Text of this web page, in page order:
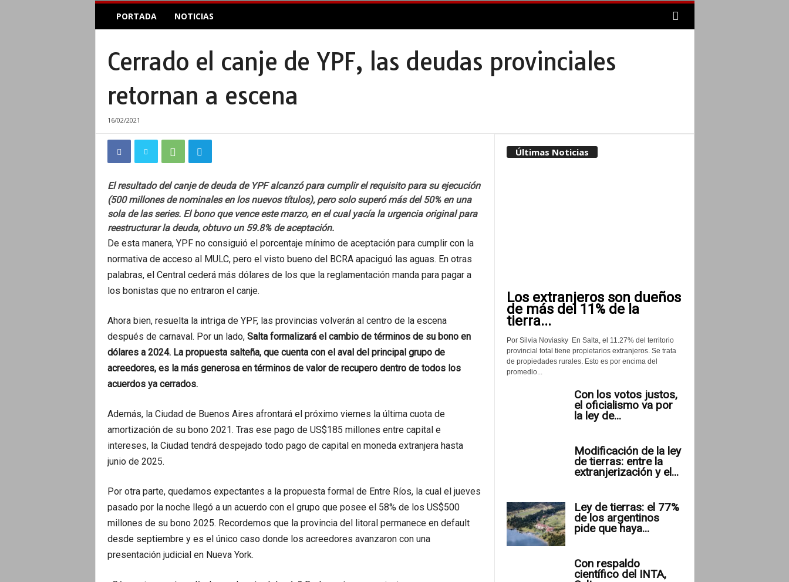
E
A
PORTADA NOTICIAS
Cerrado el canje de YPF, las deudas provinciales
retornan a escena
16/02/2021
El resultado del canje de deuda de YPF alcanzó para cumplir el requisito para su ejecución
(500 millones de nominales en los nuevos títulos), pero solo superó más del 50% en una
sola de las series. El bono que vence este marzo, en el cual yacía la urgencia original para
reestructurar la deuda, obtuvo un 59.8% de aceptación.
De esta manera, YPF no consiguió el porcentaje mínimo de aceptación para cumplir con la
normativa de acceso al MULC, pero el visto bueno del BCRA apaciguó las aguas. En otras
palabras, el Central cederá más dólares de los que la reglamentación manda para pagar a
los bonistas que no entraron el canje.
Ahora bien, resuelta la intriga de YPF, las provincias volverán al centro de la escena
después de carnaval. Por un lado,Salta formalizará el cambio de términos de su bono en
dólares a 2024. La propuesta salteña, que cuenta con el aval del principal grupo de
acreedores, es la más generosa en términos de valor de recupero dentro de todos los
acuerdos ya cerrados.
Además, la Ciudad de Buenos Aires afrontará el próximo viernes la última cuota de
amortización de su bono 2021. Tras ese pago de US$185 millones entre capital e
intereses, la Ciudad tendrá despejado todo pago de capital en moneda extranjera hasta
junio de 2025.
Por otra parte, quedamos expectantes a la propuesta formal de Entre Ríos, la cual el jueves
pasado por la noche llegó a un acuerdo con el grupo que posee el 58% de los US$500
millones de su bono 2025. Recordemos que la provincia del litoral permanece en default
desde septiembre y es el único caso donde los acreedores avanzaron con una
presentación judicial en Nueva York.
Últimas Noticias
Los extranjeros son dueños
de más del 11% de la
tierra...
Por Silvia Noviasky En Salta, el 11.27% del territorio
provincial total tiene propietarios extranjeros. Se trata
de propiedades rurales. Esto es por encima del
promedio...
Con los votos justos,
el oficialismo va por
la ley de...
Modificación de la ley
de tierras: entre la
extranjerización y el...
Ley de tierras: el 77%
de los argentinos
pide que haya...
Con respaldo
científico del INTA,